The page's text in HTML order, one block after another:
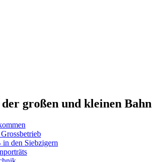
großen und kleinen Bahn
den Siebzigern